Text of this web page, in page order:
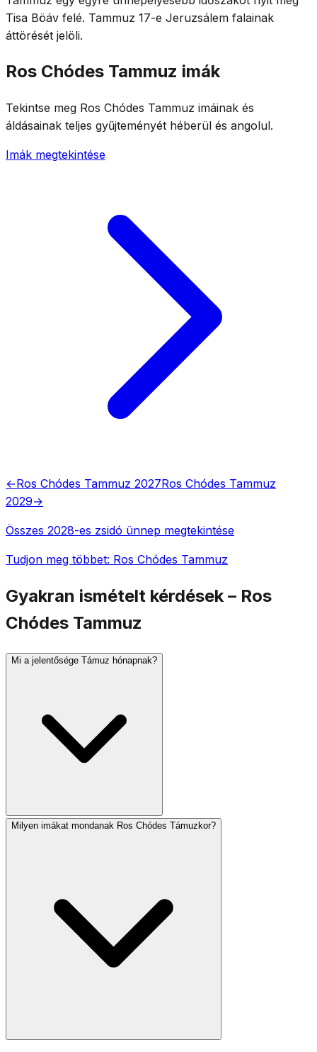
Tisa Böáv felé. Tammuz 17-e Jeruzsálem falainak
áttörését jelöli.
Ros Chódes Tammuz imák
Tekintse meg Ros Chódes Tammuz imáinak és
áldásainak teljes gyűjteményét héberül és angolul.
Imák megtekintése
←Ros Chódes Tammuz 2027Ros Chódes Tammuz
2029→
Összes 2028-es zsidó ünnep megtekintése
Tudjon meg többet: Ros Chódes Tammuz
Gyakran ismételt kérdések – Ros
Chódes Tammuz
Mi a jelentősége Támuz hónapnak?
Mózes első kőtáblák összetörése is ebben a hónapban
Milyen imákat mondanak Ros Chódes Támuzkor?